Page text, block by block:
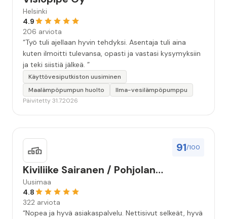
Helsinki
4.9
206 arviota
“Työ tuli ajellaan hyvin tehdyksi. Asentaja tuli aina
kuten ilmoitti tulevansa, opasti ja vastasi kysymyksiin
ja teki siistiä jälkeä. ”
Käyttövesiputkiston uusiminen
Maalämpöpumpun huolto
Ilma-vesilämpöpumppu
Päivitetty 31.7.2026
91/100
Kiviliike Sairanen / Pohjolan
Muistokivi
Uusimaa
4.8
322 arviota
“Nopea ja hyvä asiakaspalvelu. Nettisivut selkeät, hyvä